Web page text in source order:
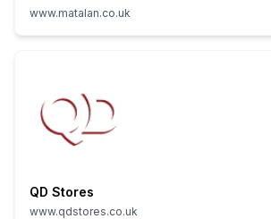
www.matalan.co.uk
QD Stores
www.qdstores.co.uk